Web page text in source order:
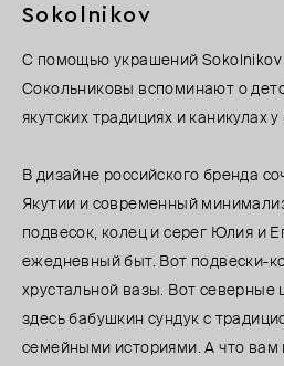
Sokolnikov
С помощью украшений
Сокольниковы вспоминают о
якутских традициях и каникулах
В дизайне российского бренда
Якутии и современный
подвесок, колец и серег Юлия и
ежедневный быт. Вот подвески-
хрустальной вазы. Вот северные
здесь бабушкин сундук с
семейными историями. А что вам